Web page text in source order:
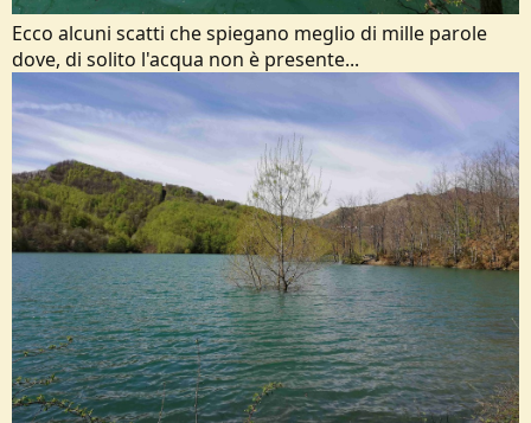
Ecco alcuni scatti che spiegano meglio di mille parole
dove, di solito l'acqua non è presente...